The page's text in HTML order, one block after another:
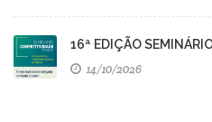
16ª EDIÇÃO
14/10/2026